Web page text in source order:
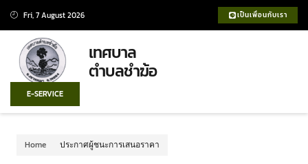
Fri, 7 August 2026 เป็นเพื่อนกับเรา
เทศบาล
ตำบลชำฆ้อ
E-SERVICE
Home ประกาศผู้ชนะการเสนอราคา